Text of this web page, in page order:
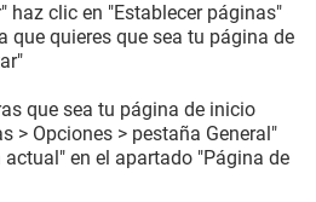
haz clic en "Establecer páginas"
que quieres que sea tu página de
que sea tu página de inicio
> Opciones > pestaña General"
en el apartado "Página de